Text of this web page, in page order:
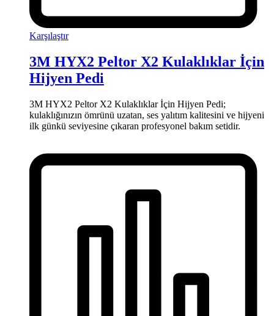
Karşılaştır
3M HYX2 Peltor X2 Kulaklıklar İçin
Hijyen Pedi
3M HYX2 Peltor X2 Kulaklıklar İçin Hijyen Pedi;
kulaklığınızın ömrünü uzatan, ses yalıtım kalitesini ve hijyeni
ilk günkü seviyesine çıkaran profesyonel bakım setidir.